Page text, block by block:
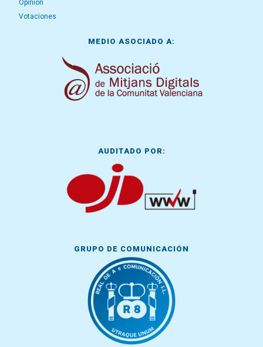
Opinión
Votaciones
MEDIO ASOCIADO A:
AUDITADO POR:
GRUPO DE COMUNICACIÓN